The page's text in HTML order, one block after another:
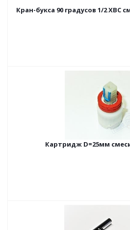
Кран-букса 90 градусов 1/2 ХВС
Картридж D=25мм